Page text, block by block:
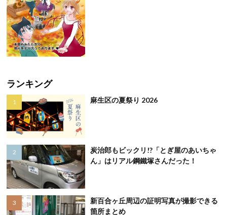
ランキング
麻生区の夏祭り 2026
炭治郎もビックリ!?「とぎ屋のあいちゃ
ん」はリアル鋼鐵塚さんだった！
新百合ヶ丘周辺の証明写真が撮影できる
箇所まとめ